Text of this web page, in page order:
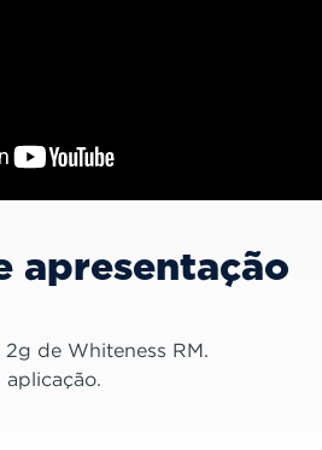
apresentação
2g de Whiteness RM.
aplicação.